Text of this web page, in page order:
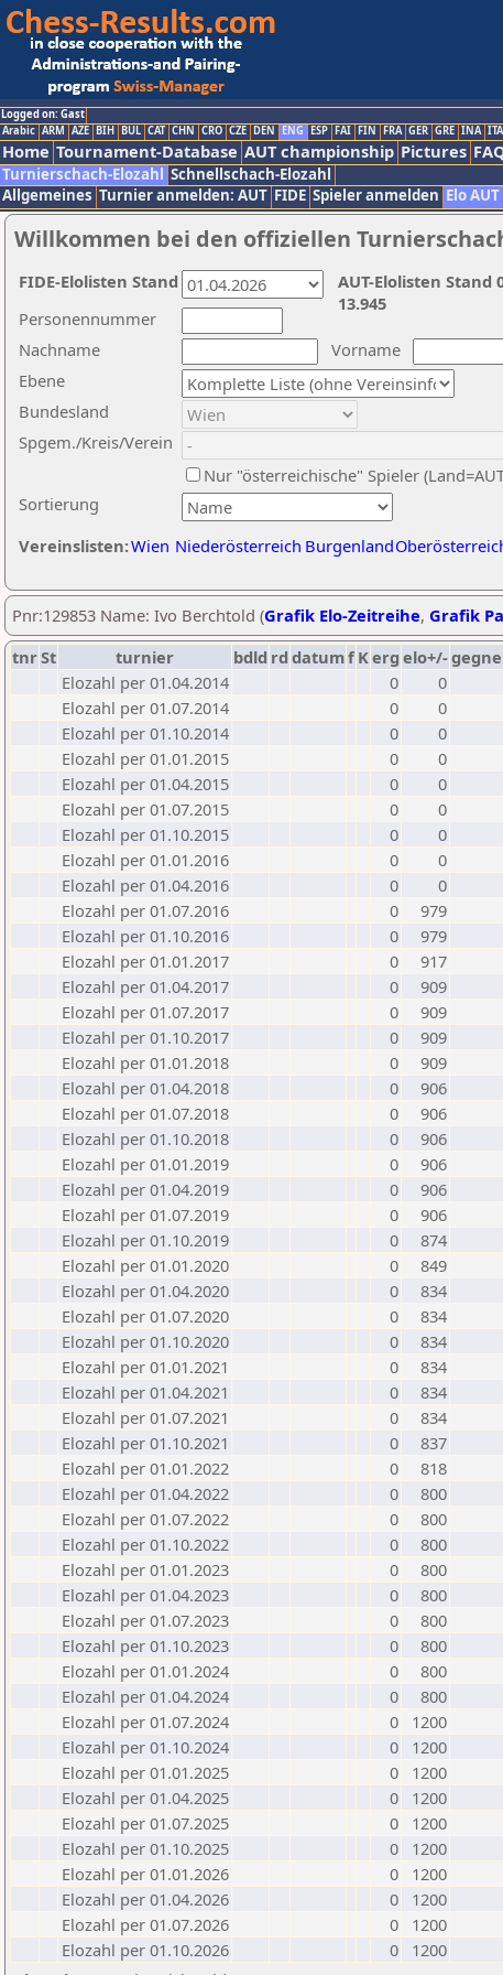
Logged on: Gast
Arabic ARM AZE BIH BUL CAT CHN CRO CZE DEN ENG ESP FAI FIN FRA GER GRE INA ITA
Home Tournament-Database AUT championship Pictures
Turnierschach-Elozahl Schnellschach-Elozahl
Allgemeines Turnier anmelden: AUT FIDE Spieler anmelden Elo AUT
Willkommen bei den offiziellen
Nachname
Vorname
Ebene
Sortierung
Personennummer
Bundesland
Spgem./Kreis/Verein
Nur "österreichische" Spieler
Vereinslisten:Wien Niederösterreich Burgenland
AUT-Elolisten Stand
13.945
FIDE-Elolisten Stand
Pnr:129853 Name: Ivo Berchtold (Grafik Elo-Zeitreihe, Grafik
tnrSt turnier bdld rd datumf Kerg elo+/-
Elozahl per 01.04.2014
0
0
Elozahl per 01.07.2014
0
0
Elozahl per 01.10.2014
0
0
Elozahl per 01.01.2015
0
0
Elozahl per 01.04.2015
0
0
Elozahl per 01.07.2015
0
0
Elozahl per 01.10.2015
0
0
Elozahl per 01.01.2016
0
0
Elozahl per 01.04.2016
0
0
Elozahl per 01.07.2016
0
979
Elozahl per 01.10.2016
0
979
Elozahl per 01.01.2017
0
917
Elozahl per 01.04.2017
0
909
Elozahl per 01.07.2017
0
909
Elozahl per 01.10.2017
0
909
Elozahl per 01.01.2018
0
909
Elozahl per 01.04.2018
0
906
Elozahl per 01.07.2018
0
906
Elozahl per 01.10.2018
0
906
Elozahl per 01.01.2019
0
906
Elozahl per 01.04.2019
0
906
Elozahl per 01.07.2019
0
906
Elozahl per 01.10.2019
0
874
Elozahl per 01.01.2020
0
849
Elozahl per 01.04.2020
0
834
Elozahl per 01.07.2020
0
834
Elozahl per 01.10.2020
0
834
Elozahl per 01.01.2021
0
834
Elozahl per 01.04.2021
0
834
Elozahl per 01.07.2021
0
834
Elozahl per 01.10.2021
0
837
Elozahl per 01.01.2022
0
818
Elozahl per 01.04.2022
0
800
Elozahl per 01.07.2022
0
800
Elozahl per 01.10.2022
0
800
Elozahl per 01.01.2023
0
800
Elozahl per 01.04.2023
0
800
Elozahl per 01.07.2023
0
800
Elozahl per 01.10.2023
0
800
Elozahl per 01.01.2024
0
800
Elozahl per 01.04.2024
0
800
Elozahl per 01.07.2024
0
1200
Elozahl per 01.10.2024
0
1200
Elozahl per 01.01.2025
0
1200
Elozahl per 01.04.2025
0
1200
Elozahl per 01.07.2025
0
1200
Elozahl per 01.10.2025
0
1200
Elozahl per 01.01.2026
0
1200
Elozahl per 01.04.2026
0
1200
Elozahl per 01.07.2026
0
1200
Elozahl per 01.10.2026
0
1200